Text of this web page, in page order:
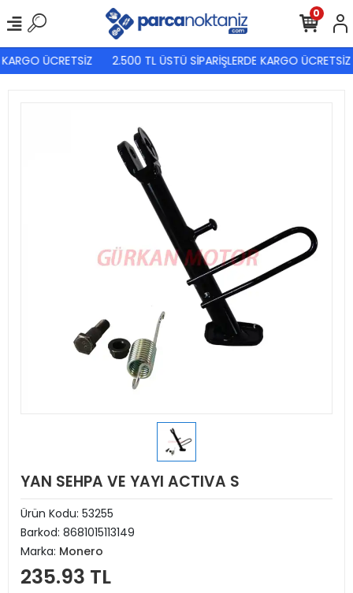
ÜCRETSİZ 2.500 TL ÜSTÜ SİPARİŞLERDE KARGO ÜCRETSİZ
0
YAN SEHPA VE YAYI ACTIVA S
Ürün Kodu: 53255
Barkod: 8681015113149
Marka: Monero
235.93 TL